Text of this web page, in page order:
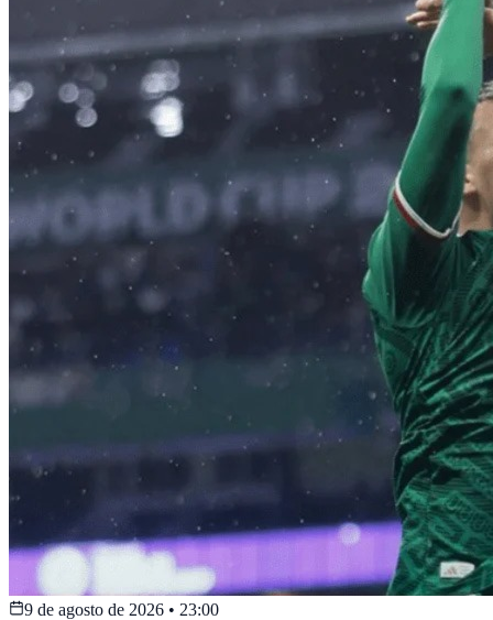
9 de agosto de 2026 • 23:00